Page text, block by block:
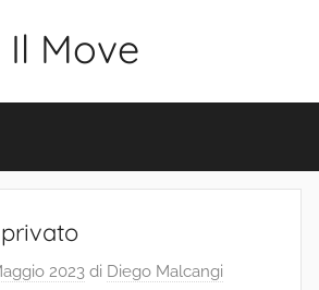
Il Move
2023 di Diego Malcangi